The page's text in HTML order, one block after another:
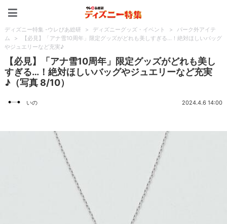
ディズニー特集 -ウレぴあ総研 > ディズニーグッズ・イベント >
パーク外アイテ
ム
>
【必見】「アナ雪10周年」限定グッズがどれも美しすぎる…！絶対ほしいバッグ
やジュエリーなど充実♪
【必見】「アナ雪10周年」限定グッズがどれも美し
すぎる…！絶対ほしいバッグやジュエリーなど充実
♪（写真 8/10）
いの 2024.4.6 14:00